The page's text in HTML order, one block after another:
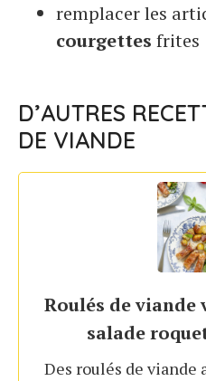
remplacer les
courgettes frites
D’AUTRES
DE VIANDE
Roulés de viande
salade
Des roulés de viande